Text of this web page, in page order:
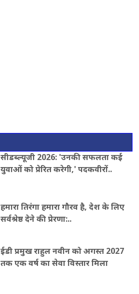
सीडब्ल्यूजी 2026: 'उनकी सफलता कई
युवाओं को प्रेरित करेगी,' पदकवीरों..
हमारा तिरंगा हमारा गौरव है, देश के लिए
सर्वश्रेष्ठ देने की प्रेरणा:..
ईडी प्रमुख राहुल नवीन को अगस्त 2027
तक एक वर्ष का सेवा विस्तार मिला